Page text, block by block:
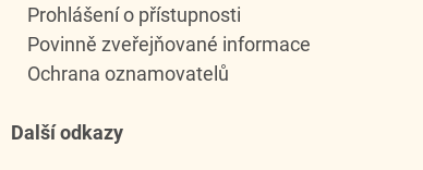
Prohlášení o přístupnosti
Povinně zveřejňované informace
Ochrana oznamovatelů
Další odkazy